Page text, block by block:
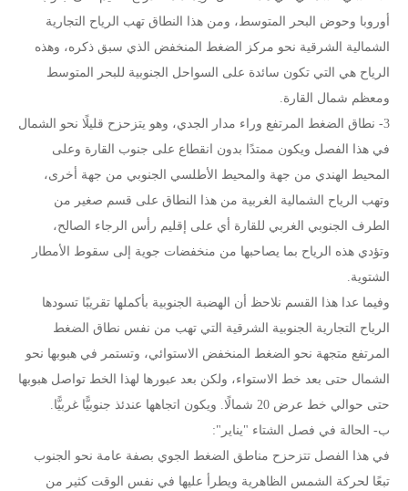
أوروبا وحوض البحر المتوسط، ومن هذا النطاق تهب الرياح التجارية
الشمالية الشرقية نحو مركز الضغط المنخفض الذي سبق ذكره، وهذه
الرياح هي التي تكون سائدة على السواحل الجنوبية للبحر المتوسط
ومعظم شمال القارة.
3- نطاق الضغط المرتفع وراء مدار الجدي، وهو يتزحزح قليلًا نحو الشمال
في هذا الفصل ويكون ممتدًا بدون انقطاع على جنوب القارة وعلى
المحيط الهندي من جهة والمحيط الأطلسي الجنوبي من جهة أخرى،
وتهب الرياح الشمالية الغربية من هذا النطاق على قسم صغير من
الطرف الجنوبي الغربي للقارة أي على إقليم رأس الرجاء الصالح،
وتؤدي هذه الرياح بما يصاحبها من منخفضات جوية إلى سقوط الأمطار
الشتوية.
وفيما عدا هذا القسم نلاحظ أن الهضبة الجنوبية بأكملها تقريبًا تسودها
الرياح التجارية الجنوبية الشرقية التي تهب من نفس نطاق الضغط
المرتفع متجهة نحو الضغط المنخفض الاستوائي، وتستمر في هبوبها نحو
الشمال حتى بعد خط الاستواء، ولكن بعد عبورها لهذا الخط تواصل هبوبها
حتى حوالي خط عرض 20 شمالًا. ويكون اتجاهها عندئذ جنوبيًّا غربيًّا.
ب- الحالة في فصل الشتاء "يناير":
في هذا الفصل تتزحزح مناطق الضغط الجوي بصفة عامة نحو الجنوب
تبعًا لحركة الشمس الظاهرية ويطرأ عليها في نفس الوقت كثير من